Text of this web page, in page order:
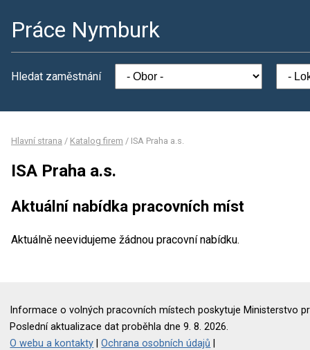
Práce Nymburk
Hledat zaměstnání
Hlavní strana / Katalog firem / ISA Praha a.s.
ISA Praha a.s.
Aktuální nabídka pracovních míst
Aktuálně neevidujeme žádnou pracovní nabídku.
Informace o volných pracovních místech poskytuje Ministerstvo
Poslední aktualizace dat proběhla dne 9. 8. 2026.
O webu a kontakty |Ochrana osobních údajů